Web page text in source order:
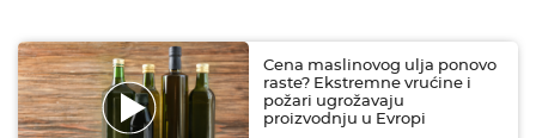
Cena maslinovog ulja ponovo
raste? Ekstremne vrućine i
požari ugrožavaju
proizvodnju u Evropi